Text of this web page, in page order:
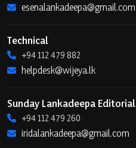
esenalankadeepa@gmail.com
Technical
+94 112 479 882
helpdesk@wijeya.lk
Sunday Lankadeepa Editorial
+94 112 479 260
iridalankadeepa@gmail.com